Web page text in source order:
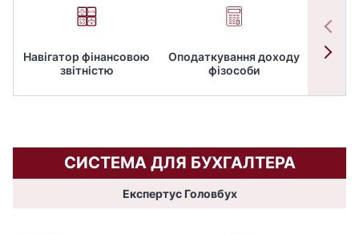
Навігатор фінансовою
звітністю
Оподаткування доходу
фізособи
СИСТЕМА ДЛЯ БУХГАЛТЕРА
Експертус Головбух